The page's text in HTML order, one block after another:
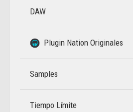
DAW
Plugin Nation Originales
–
Samples
Tiempo Límite
–